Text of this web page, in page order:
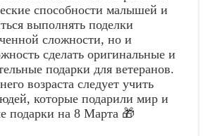
способности малышей и
выполнять поделки
сложности, но и
сделать оригинальные и
подарки для ветеранов.
возраста следует учить
которые подарили мир и
подарки на 8 Марта 🎁